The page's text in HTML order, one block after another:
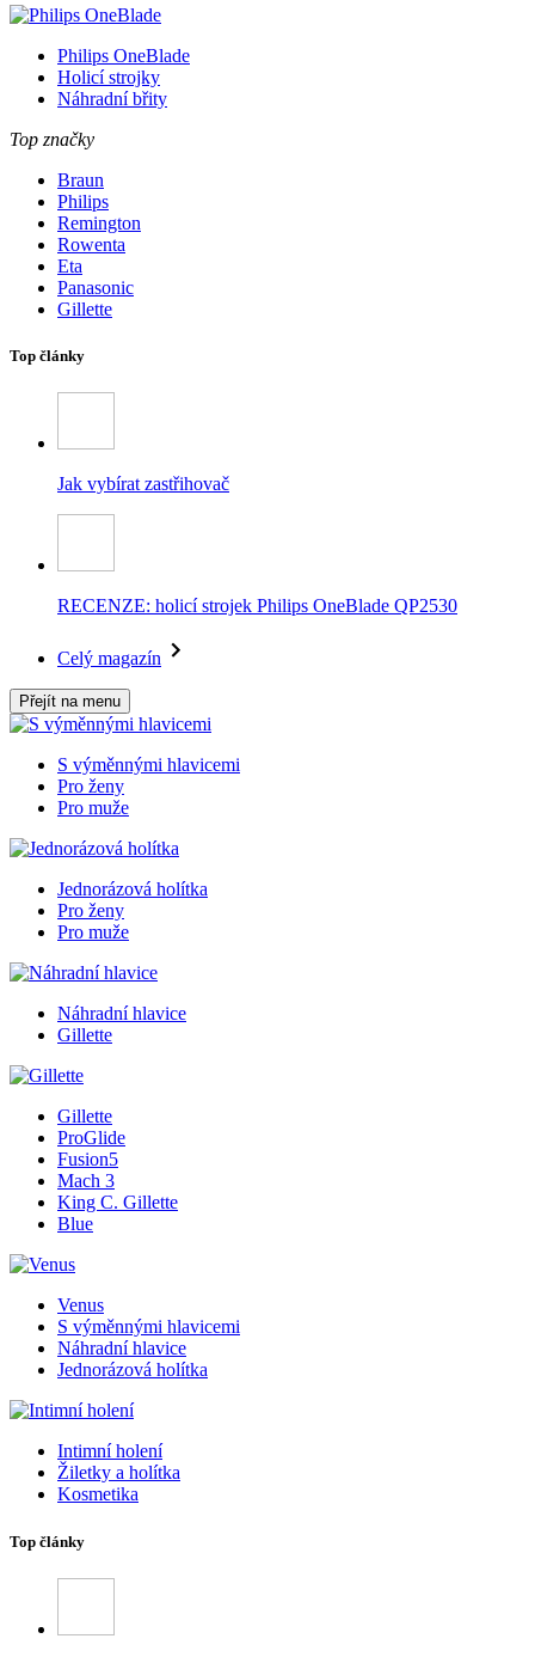
Philips OneBlade
Holicí strojky
Náhradní břity
Top značky
Braun
Philips
Remington
Rowenta
Eta
Panasonic
Gillette
Top články
Jak vybírat zastřihovač
RECENZE: holicí strojek Philips OneBlade QP2530
Celý magazín
Přejít na menu
S výměnnými hlavicemi
Pro ženy
Pro muže
Jednorázová holítka
Pro ženy
Pro muže
Náhradní hlavice
Gillette
Gillette
ProGlide
Fusion5
Mach 3
King C. Gillette
Blue
Venus
S výměnnými hlavicemi
Náhradní hlavice
Jednorázová holítka
Intimní holení
Žiletky a holítka
Kosmetika
Top články